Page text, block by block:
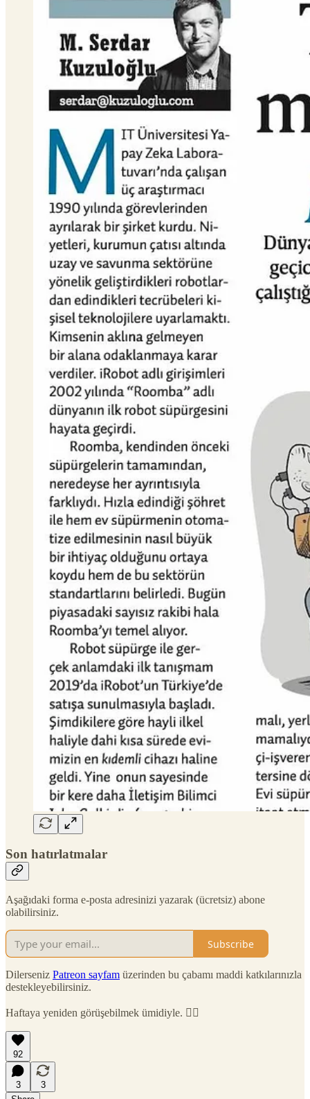
Son hatırlatmalar
Aşağıdaki forma e-posta adresinizi yazarak (ücretsiz) abone
olabilirsiniz.
Subscribe
Dilerseniz Patreon sayfam üzerinden bu çabamı maddi katkılarınızla
destekleyebilirsiniz.
Haftaya yeniden görüşebilmek ümidiyle. 🙋‍♂️
92
3
3